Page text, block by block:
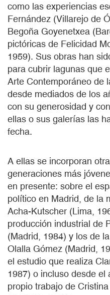
como las experiencias
Fernández (Villarejo de
Begoña Goyenetxea
pictóricas de Felicidad
1959). Sus obras han
para cubrir lagunas que
Arte Contemporáneo de
desde mediados de los
con su generosidad y
ellas o sus galerías las
fecha.
A ellas se incorporan
generaciones más
en presente: sobre el
político en Madrid, de la
Acha-Kutscher (Lima,
producción industrial de
(Madrid, 1984) y los de
Olalla Gómez (Madrid,
el estudio que realiza
1987) o incluso desde el
propio trabajo de